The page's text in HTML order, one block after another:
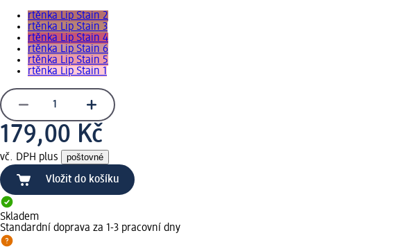
rtěnka Lip Stain 2
rtěnka Lip Stain 3
rtěnka Lip Stain 4
rtěnka Lip Stain 6
rtěnka Lip Stain 5
rtěnka Lip Stain 1
179,00 Kč
vč. DPH plus poštovné
Vložit do košíku
Skladem
Standardní doprava za 1-3 pracovní dny